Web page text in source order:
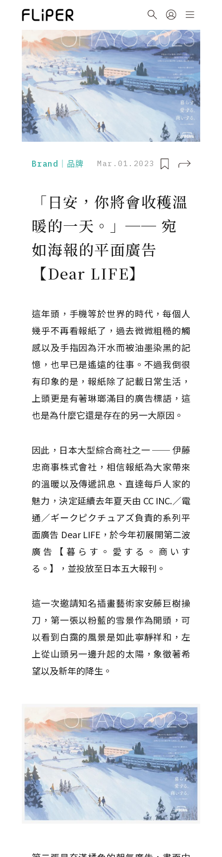
Brand｜品牌 Mar.01.2023
「日安，你將會收穫溫
暖的一天。」── 宛
如海報的平面廣告
【Dear LIFE】
這年頭，手機等於世界的時代，每個人
幾乎不再看報紙了，過去微微粗糙的觸
感以及手指因為汗水而被油墨染黑的記
憶，也早已是遙遠的往事。不過我倒很
有印象的是，報紙除了記載日常生活，
上頭更是有著琳瑯滿目的廣告標語，這
也是為什麼它還是存在的另一大原因。
因此，日本大型綜合商社之一 ── 伊藤
忠商事株式會社，相信報紙為大家帶來
的溫暖以及傳遞訊息、直達每戶人家的
魅力，決定延續去年夏天由 CC INC.／電
通／ギークピクチュアズ負責的系列平
面廣告 Dear LIFE，於今年初展開第二波
廣告【暮らす。愛する。商いす
る。】，並投放至日本五大報刊。
這一次邀請知名插畫藝術家安藤巨樹操
刀，第一張以粉藍的雪景作為開頭，可
以看到白靄的風景是如此寧靜祥和，左
上從山頭另一邊升起的太陽，象徵著希
望以及新年的降生。